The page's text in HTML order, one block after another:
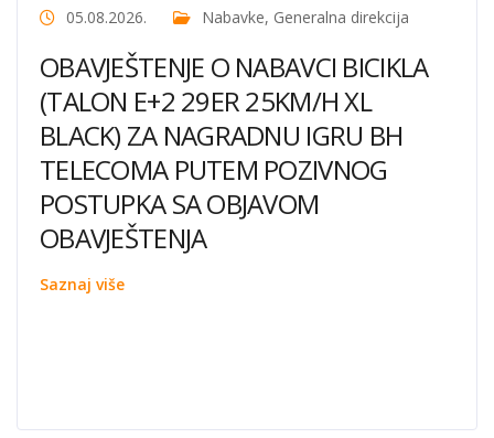
05.08.2026. Nabavke, Generalna direkcija
OBAVJEŠTENJE O NABAVCI BICIKLA
(TALON E+2 29ER 25KM/H XL
BLACK) ZA NAGRADNU IGRU BH
TELECOMA PUTEM POZIVNOG
POSTUPKA SA OBJAVOM
OBAVJEŠTENJA
Saznaj više